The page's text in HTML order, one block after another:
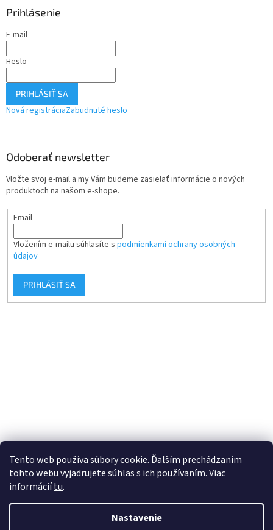
Tento web používa súbory cookie. Ďalším prechádzaním
tohto webu vyjadrujete súhlas s ich používaním. Viac
informáciítu.
Nastavenie
Prihlásenie
E-mail
Heslo
PRIHLÁSIŤ SA
Nová registráciaZabudnuté heslo
Odoberať newsletter
Vložte svoj e-mail a my Vám budeme zasielať informácie o nových
produktoch na našom e-shope.
Email
Vložením e-mailu súhlasíte s podmienkami ochrany osobných
údajov
PRIHLÁSIŤ SA